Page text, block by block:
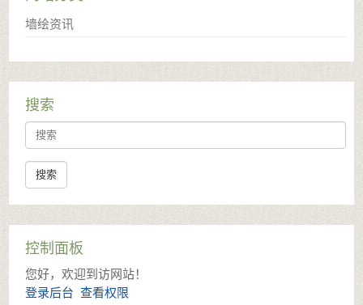
墙绘资讯
搜索
search
控制面板
您好，欢迎到访网站！
登录后台 查看权限